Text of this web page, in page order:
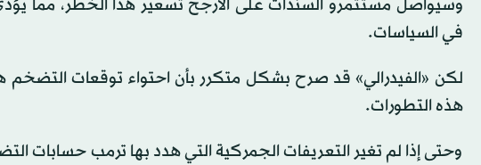
وسيواصل مستثمرو السندات على الأرجح تسعير هذا الخطر، مما
في السياسات.
لكن «الفيدرالي» قد صرح بشكل متكرر بأن احتواء توقعات التضخم
هذه التطورات.
وحتى إذا لم تغير التعريفات الجمركية التي هدد بها ترمب